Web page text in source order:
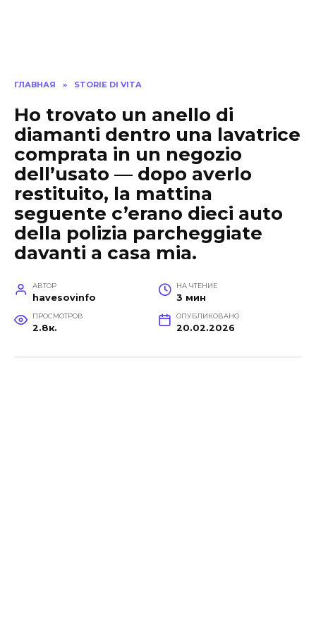
ГЛАВНАЯ » STORIE DI VITA
Ho trovato un anello di
diamanti dentro una lavatrice
comprata in un negozio
dell’usato — dopo averlo
restituito, la mattina
seguente c’erano dieci auto
della polizia parcheggiate
davanti a casa mia.
АВТОР
havesovinfo
НА ЧТЕНИЕ
3 мин
ПРОСМОТРОВ
2.8к.
ОПУБЛИКОВАНО
20.02.2026